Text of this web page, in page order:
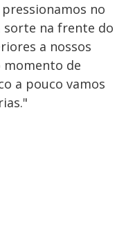
no
sorte na frente do
a nossos
momento de
a pouco vamos